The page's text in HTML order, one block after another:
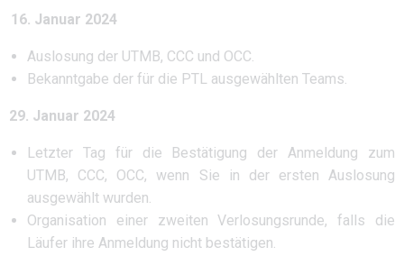
16. Januar 2024
Auslosung der UTMB, CCC und OCC.
Bekanntgabe der für die PTL ausgewählten Teams.
29. Januar 2024
Letzter Tag für die Bestätigung der Anmeldung zum
UTMB, CCC, OCC, wenn Sie in der ersten Auslosung
ausgewählt wurden.
Organisation einer zweiten Verlosungsrunde, falls die
Läufer ihre Anmeldung nicht bestätigen.